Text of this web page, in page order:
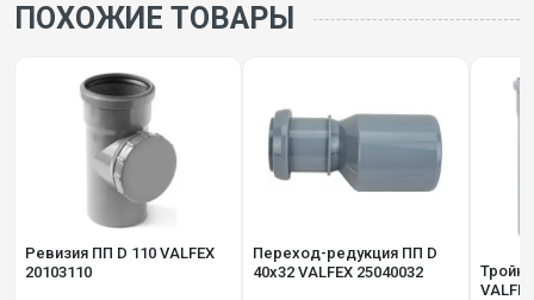
ПОХОЖИЕ ТОВАРЫ
Ревизия ПП D 110 VALFEX
20103110
Переход-редукция ПП D
40х32 VALFEX 25040032